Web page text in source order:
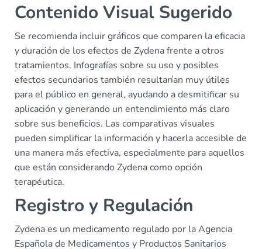
Contenido Visual Sugerido
Se recomienda incluir gráficos que comparen la eficacia
y duración de los efectos de Zydena frente a otros
tratamientos. Infografías sobre su uso y posibles
efectos secundarios también resultarían muy útiles
para el público en general, ayudando a desmitificar su
aplicación y generando un entendimiento más claro
sobre sus beneficios. Las comparativas visuales
pueden simplificar la información y hacerla accesible de
una manera más efectiva, especialmente para aquellos
que están considerando Zydena como opción
terapéutica.
Registro y Regulación
Zydena es un medicamento regulado por la Agencia
Española de Medicamentos y Productos Sanitarios